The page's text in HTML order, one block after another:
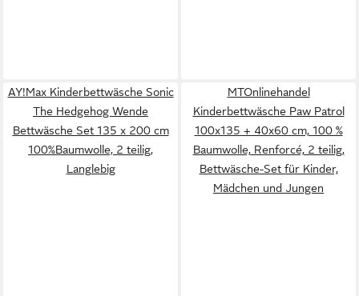
AY!Max Kinderbettwäsche Sonic
The Hedgehog Wende
Bettwäsche Set 135 x 200 cm
100%Baumwolle, 2 teilig,
Langlebig
MTOnlinehandel
Kinderbettwäsche Paw Patrol
100x135 + 40x60 cm, 100 %
Baumwolle, Renforcé, 2 teilig,
Bettwäsche-Set für Kinder,
Mädchen und Jungen